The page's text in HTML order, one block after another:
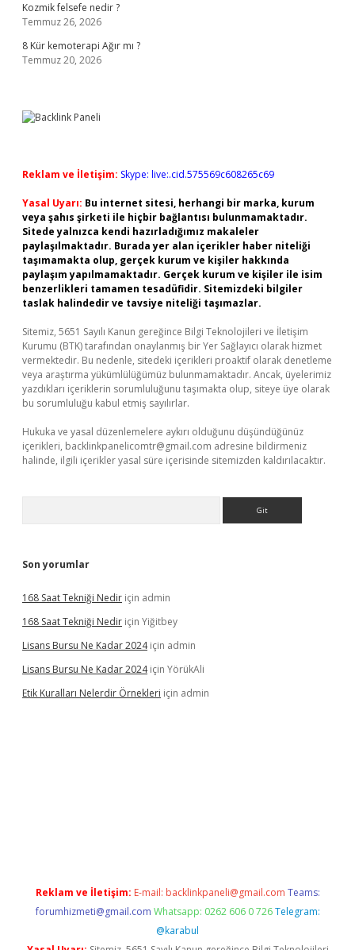
Kozmik felsefe nedir ?
Temmuz 26, 2026
8 Kür kemoterapi Ağır mı ?
Temmuz 20, 2026
Reklam ve İletişim: Skype: live:.cid.575569c608265c69
Yasal Uyarı: Bu internet sitesi, herhangi bir marka, kurum
veya şahıs şirketi ile hiçbir bağlantısı bulunmamaktadır.
Sitede yalnızca kendi hazırladığımız makaleler
paylaşılmaktadır. Burada yer alan içerikler haber niteliği
taşımamakta olup, gerçek kurum ve kişiler hakkında
paylaşım yapılmamaktadır. Gerçek kurum ve kişiler ile isim
benzerlikleri tamamen tesadüfidir. Sitemizdeki bilgiler
taslak halindedir ve tavsiye niteliği taşımazlar.
Sitemiz, 5651 Sayılı Kanun gereğince Bilgi Teknolojileri ve İletişim
Kurumu (BTK) tarafından onaylanmış bir Yer Sağlayıcı olarak hizmet
vermektedir. Bu nedenle, sitedeki içerikleri proaktif olarak denetleme
veya araştırma yükümlülüğümüz bulunmamaktadır. Ancak, üyelerimiz
yazdıkları içeriklerin sorumluluğunu taşımakta olup, siteye üye olarak
bu sorumluluğu kabul etmiş sayılırlar.
Hukuka ve yasal düzenlemelere aykırı olduğunu düşündüğünüz
içerikleri, backlinkpanelicomtr@gmail.com adresine bildirmeniz
halinde, ilgili içerikler yasal süre içerisinde sitemizden kaldırılacaktır.
Son yorumlar
168 Saat Tekniği Nedir için admin
168 Saat Tekniği Nedir için Yiğitbey
Lisans Bursu Ne Kadar 2024için admin
Lisans Bursu Ne Kadar 2024için YörükAli
Etik Kuralları Nelerdir Örnekleri için admin
Reklam ve İletişim: E-mail: backlinkpaneli@gmail.com Teams:
forumhizmeti@gmail.com Whatsapp: 0262 606 0 726 Telegram:
@karabul